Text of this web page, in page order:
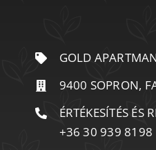
GOLD
9400 SOPRON,
ÉRTÉKESÍTÉS ÉS
+36 30 939 8198